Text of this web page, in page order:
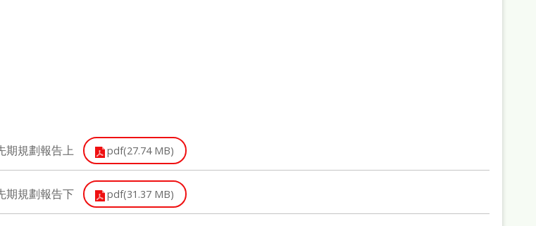
期規劃報告上 pdf(27.74 MB)
期規劃報告下 pdf(31.37 MB)